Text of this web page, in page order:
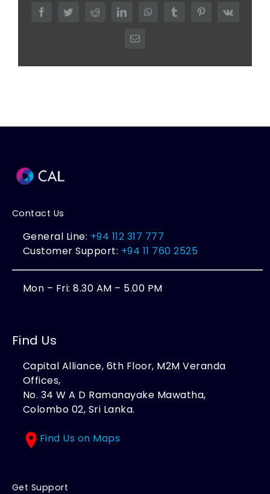
FacebookTwitterRedditLinkedInWhatsAppTumblr PinterestVk
Email
Contact Us
General Line: +94 112 317 777
Customer Support: +94 11 760 2525
Mon – Fri: 8.30 AM – 5.00 PM
Find Us
Capital Alliance, 6th Floor, M2M Veranda
Offices,
No. 34 W A D Ramanayake Mawatha,
Colombo 02, Sri Lanka.
Find Us on Maps
Get Support